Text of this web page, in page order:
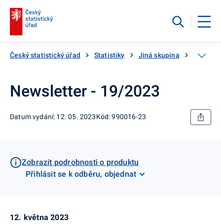
Český statistický úřad Statistiky Jiná skupina
Newsletter - 19/2023
Datum vydání: 12. 05. 2023Kód: 990016-23
Zobrazit podrobnosti o produktu
Přihlásit se k odběru, objednat
12. května 2023